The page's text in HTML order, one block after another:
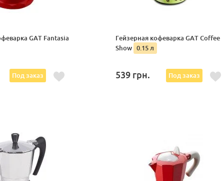
GAT Fantasia
Под заказ
Гейзерная кофеварка GAT Coffee
Show 0.15 л
539 грн. Под заказ